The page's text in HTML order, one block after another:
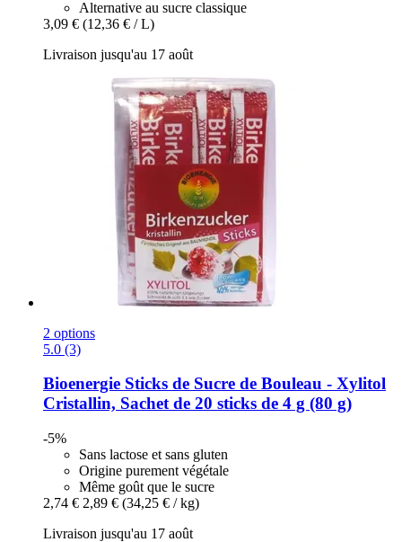
Alternative au sucre classique
3,09 € (12,36 € / L)
Livraison jusqu'au 17 août
2 options
5.0 (3)
Bioenergie Sticks de Sucre de Bouleau -​ Xylitol
Cristallin, Sachet de 20 sticks de 4 g (80 g)
-5%
Sans lactose et sans gluten
Origine purement végétale
Même goût que le sucre
2,74 € 2,89 € (34,25 € / kg)
Livraison jusqu'au 17 août